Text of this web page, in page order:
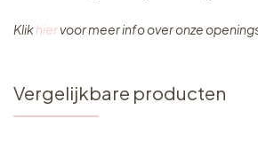
Klikhiervoor meer info over onze
Vergelijkbare producten